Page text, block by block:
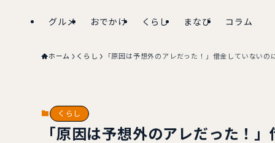
グルメ おでかけ くらし まなび コラム
ホーム くらし 「原因は予想外のアレだった！」借金していない
くらし
「原因は予想外のアレだった！